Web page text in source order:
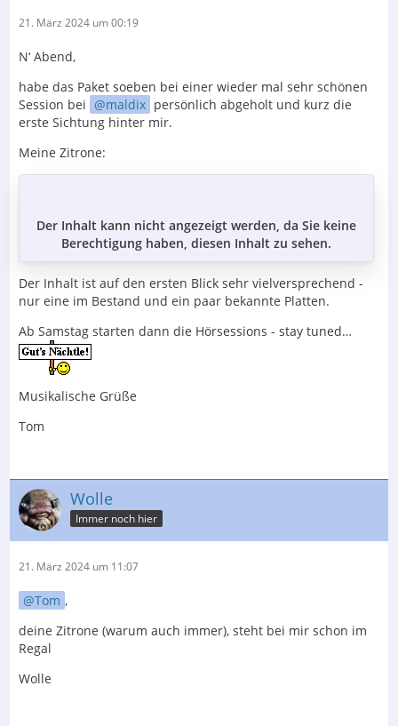
21. März 2024 um 00:19
N‘ Abend,
habe das Paket soeben bei einer wieder mal sehr schönen
Session bei
maldix persönlich abgeholt und kurz die
erste Sichtung hinter mir.
Meine Zitrone:
Der Inhalt kann nicht angezeigt werden, da Sie keine
Berechtigung haben, diesen Inhalt zu sehen.
Der Inhalt ist auf den ersten Blick sehr vielversprechend -
nur eine im Bestand und ein paar bekannte Platten.
Ab Samstag starten dann die Hörsessions - stay tuned…
Musikalische Grüße
Tom
Wolle
Immer noch hier
21. März 2024 um 11:07
Tom ,
deine Zitrone (warum auch immer), steht bei mir schon im
Regal
Wolle